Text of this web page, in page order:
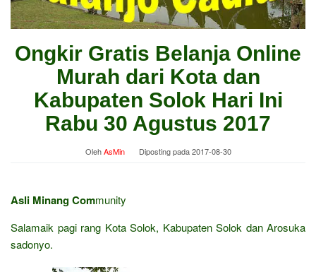
Ongkir Gratis Belanja Online
Murah dari Kota dan
Kabupaten Solok Hari Ini
Rabu 30 Agustus 2017
OlehAsMin Diposting pada2017-08-30
Asli Minang Community
Salamaik pagi rang Kota Solok, Kabupaten Solok dan Arosuka
sadonyo.